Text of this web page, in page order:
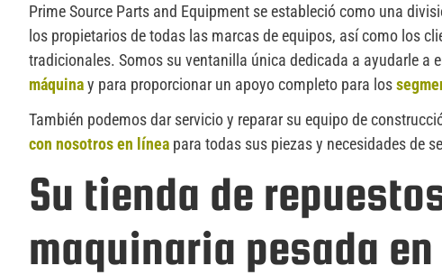
Prime Source Parts and Equipment se estableció como una
los propietarios de todas las marcas de equipos, así como los
tradicionales. Somos su ventanilla única dedicada a ayudarle a
máquinay para proporcionar un apoyo completo para los
También podemos dar servicio y reparar su equipo de
con nosotros en línea para todas sus piezas y necesidades de
Su tienda de
maquinaria pesada